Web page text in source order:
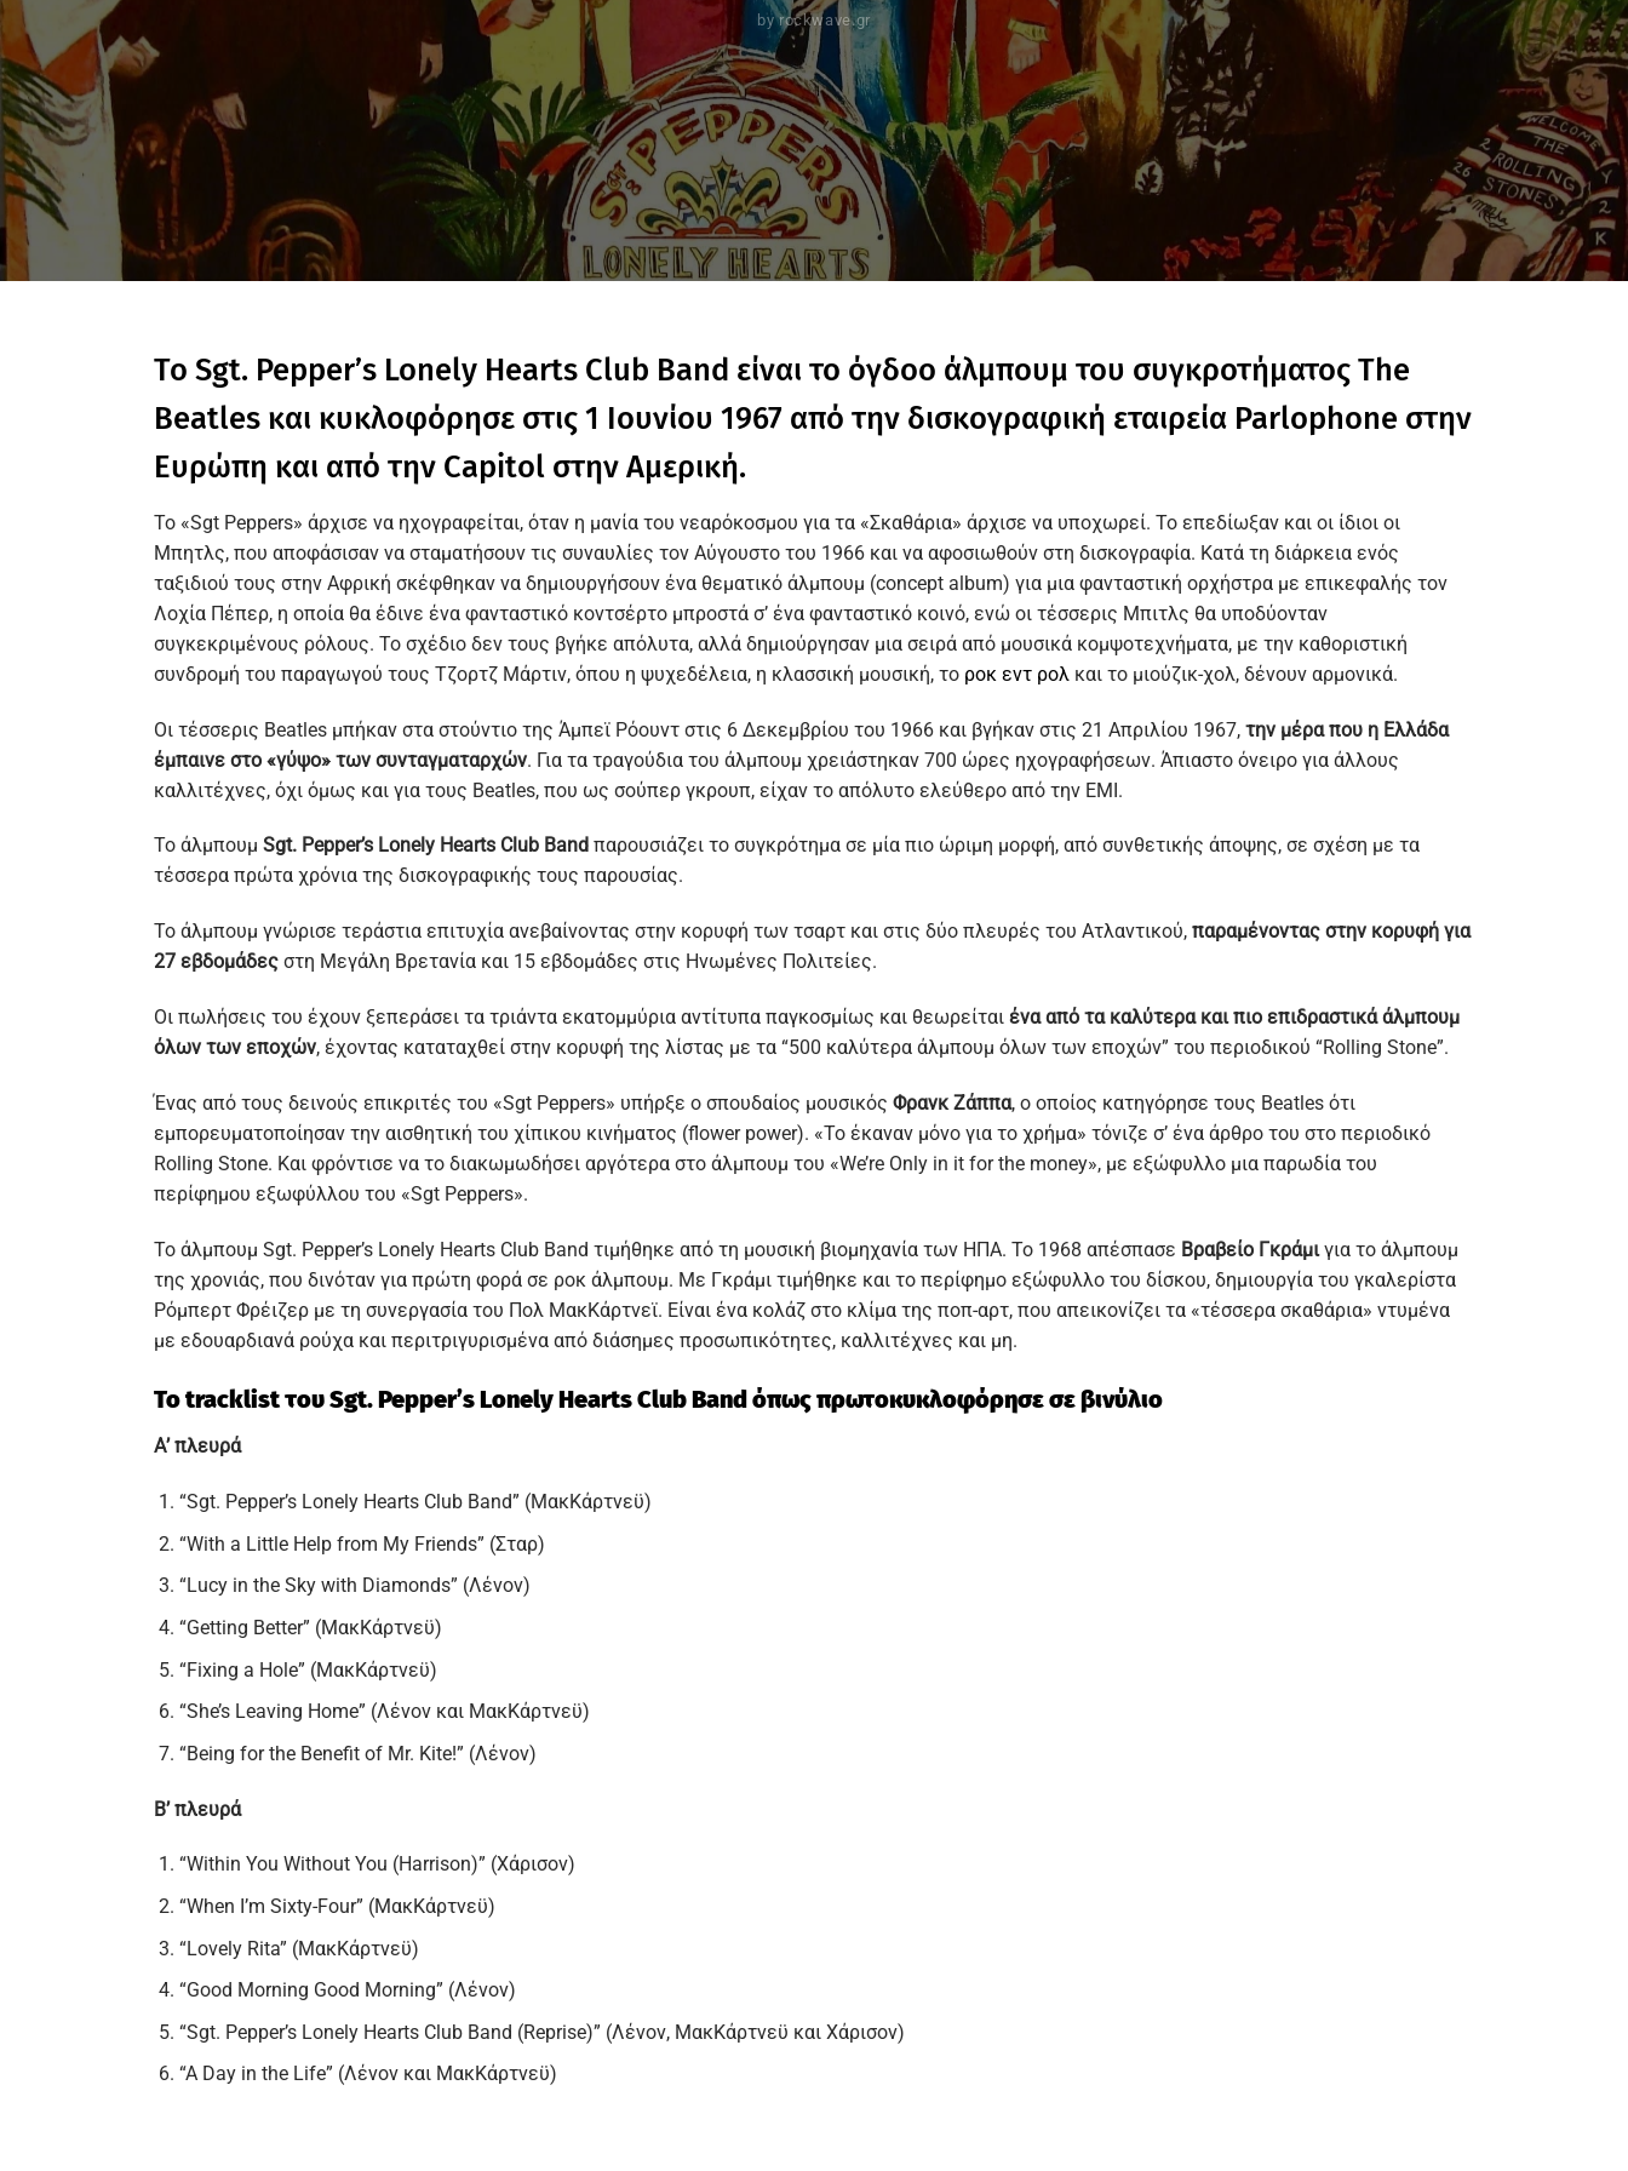
byrockwave.gr
Το Sgt. Pepper’s Lonely Hearts Club Band είναι το όγδοο άλμπουμ του συγκροτήματος The
Beatles και κυκλοφόρησε στις 1 Ιουνίου 1967 από την δισκογραφική εταιρεία Parlophone στην
Ευρώπη και από την Capitol στην Αμερική.
Το «Sgt Peppers» άρχισε να ηχογραφείται, όταν η μανία του νεαρόκοσμου για τα «Σκαθάρια» άρχισε να υποχωρεί. Το επεδίωξαν και οι ίδιοι οι
Μπητλς, που αποφάσισαν να σταματήσουν τις συναυλίες τον Αύγουστο του 1966 και να αφοσιωθούν στη δισκογραφία. Κατά τη διάρκεια ενός
ταξιδιού τους στην Αφρική σκέφθηκαν να δημιουργήσουν ένα θεματικό άλμπουμ (concept album) για μια φανταστική ορχήστρα με επικεφαλής τον
Λοχία Πέπερ, η οποία θα έδινε ένα φανταστικό κοντσέρτο μπροστά σ’ ένα φανταστικό κοινό, ενώ οι τέσσερις Μπιτλς θα υποδύονταν
συγκεκριμένους ρόλους. Το σχέδιο δεν τους βγήκε απόλυτα, αλλά δημιούργησαν μια σειρά από μουσικά κομψοτεχνήματα, με την καθοριστική
συνδρομή του παραγωγού τους Τζορτζ Μάρτιν, όπου η ψυχεδέλεια, η κλασσική μουσική, το ροκ εντ ρολ και το μιούζικ-χολ, δένουν αρμονικά.
Οι τέσσερις Beatles μπήκαν στα στούντιο της Άμπεϊ Ρόουντ στις 6 Δεκεμβρίου του 1966 και βγήκαν στις 21 Απριλίου 1967, την μέρα που η Ελλάδα
έμπαινε στο «γύψο» των συνταγματαρχών. Για τα τραγούδια του άλμπουμ χρειάστηκαν 700 ώρες ηχογραφήσεων. Άπιαστο όνειρο για άλλους
καλλιτέχνες, όχι όμως και για τους Beatles, που ως σούπερ γκρουπ, είχαν το απόλυτο ελεύθερο από την ΕΜΙ.
Το άλμπουμ Sgt. Pepper’s Lonely Hearts Club Band παρουσιάζει το συγκρότημα σε μία πιο ώριμη μορφή, από συνθετικής άποψης, σε σχέση με τα
τέσσερα πρώτα χρόνια της δισκογραφικής τους παρουσίας.
Το άλμπουμ γνώρισε τεράστια επιτυχία ανεβαίνοντας στην κορυφή των τσαρτ και στις δύο πλευρές του Ατλαντικού, παραμένοντας στην κορυφή για
27 εβδομάδες στη Μεγάλη Βρετανία και 15 εβδομάδες στις Ηνωμένες Πολιτείες.
Οι πωλήσεις του έχουν ξεπεράσει τα τριάντα εκατομμύρια αντίτυπα παγκοσμίως και θεωρείται ένα από τα καλύτερα και πιο επιδραστικά άλμπουμ
όλων των εποχών, έχοντας καταταχθεί στην κορυφή της λίστας με τα “500 καλύτερα άλμπουμ όλων των εποχών” του περιοδικού “Rolling Stone”.
Ένας από τους δεινούς επικριτές του «Sgt Peppers» υπήρξε ο σπουδαίος μουσικός Φρανκ Ζάππα, ο οποίος κατηγόρησε τους Beatles ότι
εμπορευματοποίησαν την αισθητική του χίπικου κινήματος (flower power). «Το έκαναν μόνο για το χρήμα» τόνιζε σ’ ένα άρθρο του στο περιοδικό
Rolling Stone. Και φρόντισε να το διακωμωδήσει αργότερα στο άλμπουμ του «We’re Only in it for the money», με εξώφυλλο μια παρωδία του
περίφημου εξωφύλλου του «Sgt Peppers».
Το άλμπουμ Sgt. Pepper’s Lonely Hearts Club Band τιμήθηκε από τη μουσική βιομηχανία των ΗΠΑ. Το 1968 απέσπασε Βραβείο Γκράμιγια το άλμπουμ
της χρονιάς, που δινόταν για πρώτη φορά σε ροκ άλμπουμ. Με Γκράμι τιμήθηκε και το περίφημο εξώφυλλο του δίσκου, δημιουργία του γκαλερίστα
Ρόμπερτ Φρέιζερ με τη συνεργασία του Πολ ΜακΚάρτνεϊ. Είναι ένα κολάζ στο κλίμα της ποπ-αρτ, που απεικονίζει τα «τέσσερα σκαθάρια» ντυμένα
με εδουαρδιανά ρούχα και περιτριγυρισμένα από διάσημες προσωπικότητες, καλλιτέχνες και μη.
Το tracklist του Sgt. Pepper’s Lonely Hearts Club Band όπως πρωτοκυκλοφόρησε σε βινύλιο
Α’ πλευρά
“Sgt. Pepper’s Lonely Hearts Club Band” (ΜακΚάρτνεϋ)
“With a Little Help from My Friends” (Σταρ)
“Lucy in the Sky with Diamonds” (Λένον)
“Getting Better” (ΜακΚάρτνεϋ)
“Fixing a Hole” (ΜακΚάρτνεϋ)
“She’s Leaving Home” (Λένον και ΜακΚάρτνεϋ)
“Being for the Benefit of Mr. Kite!” (Λένον)
Β’ πλευρά
“Within You Without You (Harrison)” (Χάρισον)
“When I’m Sixty-Four” (ΜακΚάρτνεϋ)
“Lovely Rita” (ΜακΚάρτνεϋ)
“Good Morning Good Morning” (Λένον)
“Sgt. Pepper’s Lonely Hearts Club Band (Reprise)” (Λένον, ΜακΚάρτνεϋ και Χάρισον)
“A Day in the Life” (Λένον και ΜακΚάρτνεϋ)